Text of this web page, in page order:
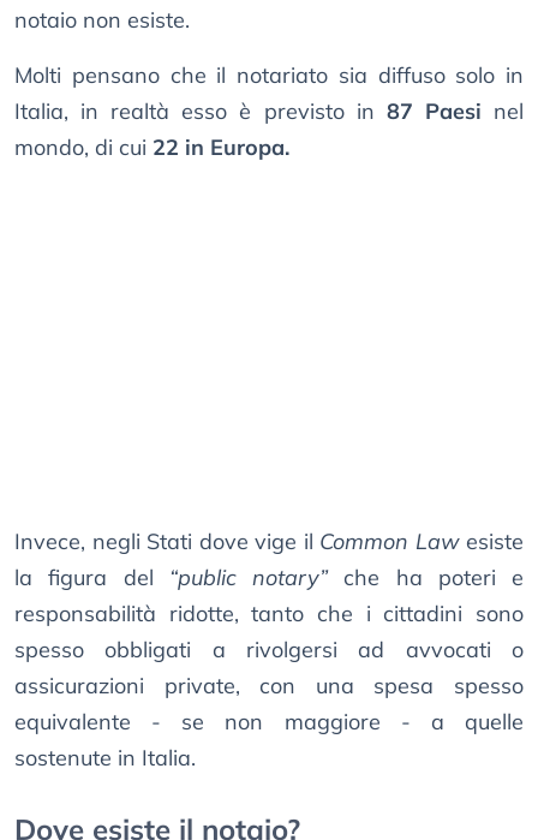
notaio non esiste.
Molti pensano che il notariato sia diffuso solo in
Italia, in realtà esso è previsto in 87 Paesi nel
mondo, di cui 22 in Europa.
Invece, negli Stati dove vige il Common Lawesiste
la figura del “public notary”che ha poteri e
responsabilità ridotte, tanto che i cittadini sono
spesso obbligati a rivolgersi ad avvocati o
assicurazioni private, con una spesa spesso
equivalente - se non maggiore - a quelle
sostenute in Italia.
Dove esiste il notaio?